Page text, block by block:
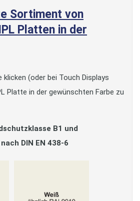
Sortiment von
Platten in der
klicken (oder bei Touch Displays
Platte in der gewünschten Farbe zu
B1 und
DIN EN 438-6